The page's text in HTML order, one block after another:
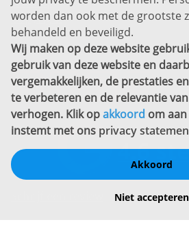
Copyright
Bekijk ook eens
worden dan ook met de grootste
behandeld en beveiligd.
Wij maken op deze website
gebruik van deze website en
vergemakkelijken, de prestaties
te verbeteren en de relevantie
verhogen. Klik opakkoord om
instemt met ons privacy
Akkoord
Niet accepteren